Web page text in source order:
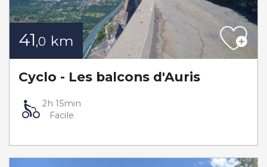
41,0 km
Cyclo - Les balcons d'Auris
2h 15min
Facile